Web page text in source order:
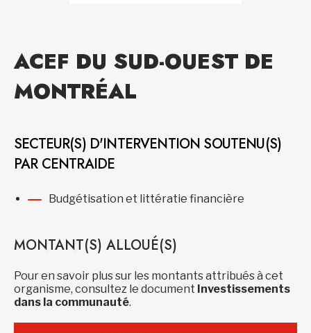
ACEF DU SUD-OUEST DE
MONTRÉAL
SECTEUR(S) D'INTERVENTION SOUTENU(S)
PAR CENTRAIDE
Budgétisation et littératie financière
MONTANT(S) ALLOUÉ(S)
Pour en savoir plus sur les montants attribués à cet
organisme, consultez le document Investissements
dans la communauté.